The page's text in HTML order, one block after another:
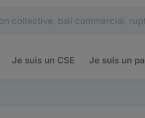
Je suis un CSE Je suis un